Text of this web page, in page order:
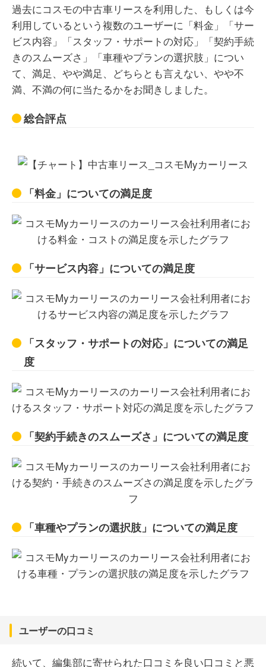
過去にコスモの中古車リースを利用した、もしくは今
利用しているという複数のユーザーに「料金」「サー
ビス内容」「スタッフ・サポートの対応」「契約手続
きのスムーズさ」「車種やプランの選択肢」につい
て、満足、やや満足、どちらとも言えない、やや不
満、不満の何に当たるかをお聞きしました。
総合評点
「料金」についての満足度
「サービス内容」についての満足度
「スタッフ・サポートの対応」についての満足
度
「契約手続きのスムーズさ」についての満足度
「車種やプランの選択肢」についての満足度
ユーザーの口コミ
続いて、編集部に寄せられた口コミを良い口コミと悪